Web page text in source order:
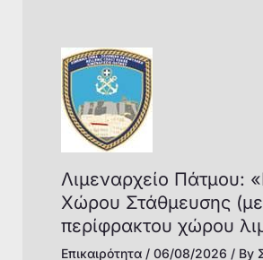
Λιμεναρχείο Πάτμου:
Χώρου Στάθμευσης
περίφρακτου χώρου
Επικαιρότητα/ 06/08/2026 / By